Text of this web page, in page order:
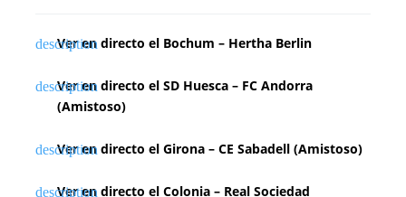
Ver en directo el Bochum – Hertha Berlin
Ver en directo el SD Huesca – FC Andorra
(Amistoso)
Ver en directo el Girona – CE Sabadell (Amistoso)
Ver en directo el Colonia – Real Sociedad